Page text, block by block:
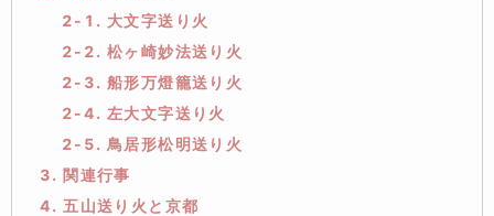
2-1. 大文字送り火
2-2. 松ヶ崎妙法送り火
2-3. 船形万燈籠送り火
2-4. 左大文字送り火
2-5. 鳥居形松明送り火
3. 関連行事
4. 五山送り火と京都